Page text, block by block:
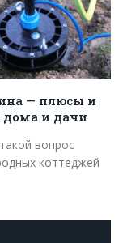
— плюсы и
дома и дачи
вопрос
коттеджей